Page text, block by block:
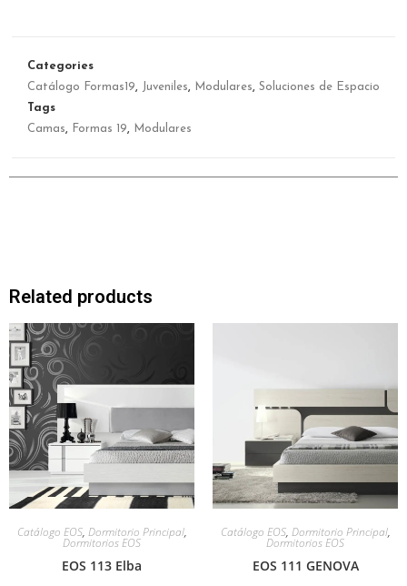
Categories
Catálogo Formas19, Juveniles, Modulares, Soluciones de Espacio
Tags
Camas, Formas 19, Modulares
Related products
Catálogo EOS, Dormitorio Principal,
Dormitorios EOS
EOS 113 Elba
Catálogo EOS, Dormitorio Principal,
Dormitorios EOS
EOS 111 GENOVA